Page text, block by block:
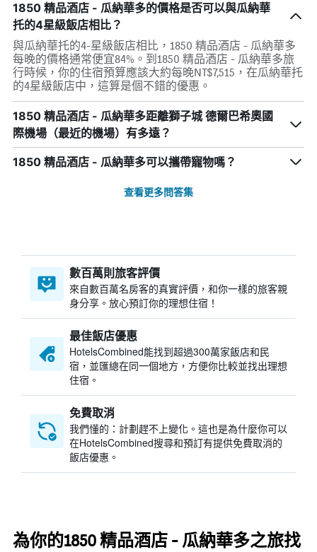
1850 精品酒店 - 瓜納華多的價格是否可以與瓜納華
托的4星級飯店相比？
與瓜納華托的4-星級飯店相比，1850 精品酒店 - 瓜納華多
每晚的價格通常便宜84%。到1850 精品酒店 - 瓜納華多旅
行時候，你的住宿預算應該大約每晚NT$7,515，在瓜納華托
的4星級飯店中，這算是個不錯的優惠。
1850 精品酒店 - 瓜納華多距離獅子城 德爾巴希奧國
際機場（最近的機場）有多遠？
1850 精品酒店 - 瓜納華多可以攜帶寵物嗎？
查看更多問答集
數百萬則旅客評價
來自數百萬名房客的真實評價，和你一樣的旅客親
身分享。放心預訂你的理想住宿！
最佳飯店優惠
HotelsCombined​能找到超過300萬家飯店和民
宿，並匯總在同一個地方，方便你比較並找出理想
住宿。
免費取消
我們懂的：計劃趕不上變化。這也是為什麼你可以
在HotelsCombined搜尋和預訂有提供免費取消的
飯店優惠。
為你的1850 精品酒店 - 瓜納華多之旅找